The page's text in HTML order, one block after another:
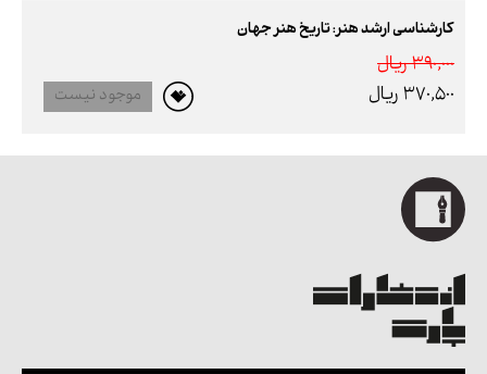
کارشناسی ارشد هنر: تاریخ هنر جهان
390,000 ريال
370,500 ريال
موجود نیست